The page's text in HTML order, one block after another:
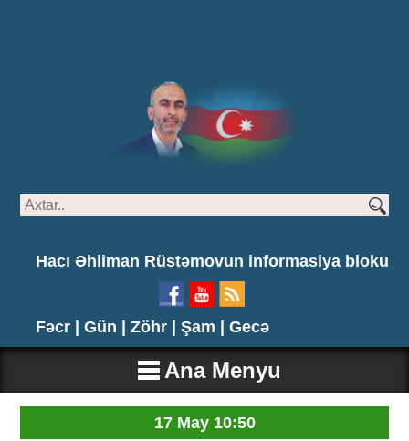
Hacı Əhliman Rüstəmovun informasiya bloku
Fəcr | Gün | Zöhr | Şam | Gecə
Ana Menyu
17 May 10:50